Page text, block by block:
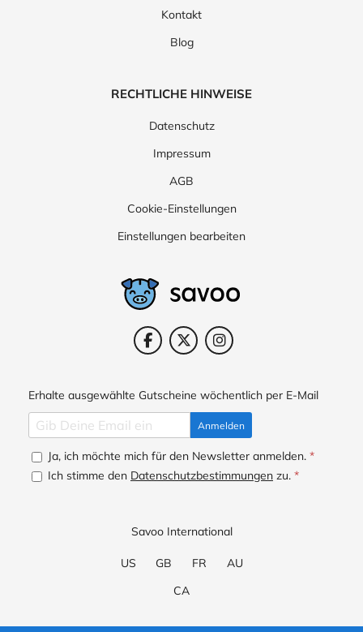
Kontakt
Blog
RECHTLICHE HINWEISE
Datenschutz
Impressum
AGB
Cookie-Einstellungen
Einstellungen bearbeiten
Erhalte ausgewählte Gutscheine wöchentlich per E-Mail
Anmelden
Ja, ich möchte mich für den Newsletter anmelden. *
Ich stimme den Datenschutzbestimmungen zu. *
Savoo International
US GB FR
AU
CA